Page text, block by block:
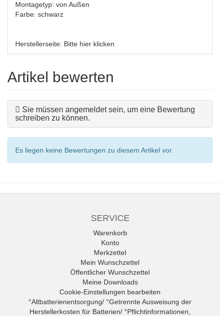
Montagetyp: von Außen
Farbe: schwarz
Herstellerseite: Bitte hier klicken
Artikel bewerten
Sie müssen angemeldet sein, um eine Bewertung
schreiben zu können.
Es liegen keine Bewertungen zu diesem Artikel vor.
SERVICE
Warenkorb
Konto
Merkzettel
Mein Wunschzettel
Öffentlicher Wunschzettel
Meine Downloads
Cookie-Einstellungen bearbeiten
°Altbatterienentsorgung/ °Getrennte Ausweisung der
Herstellerkosten für Batterien/ °Pflichtinformationen,